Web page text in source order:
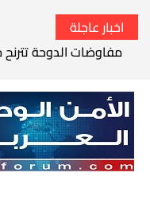
اخبار عاجلة
مفاوضات الدوحة تترنح